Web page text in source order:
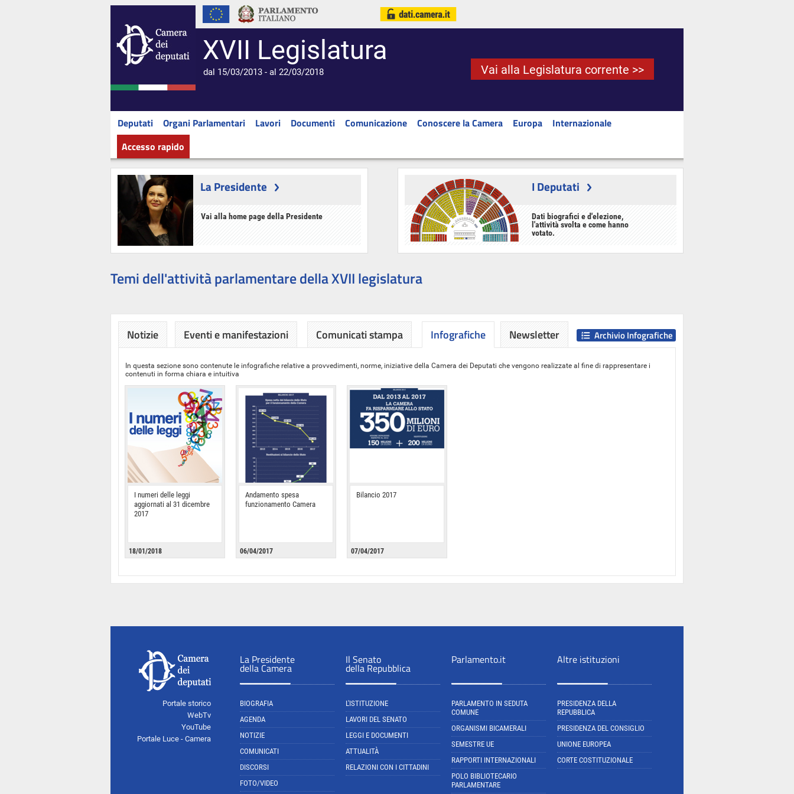
XVII Legislatura
dal 15/03/2013 - al 22/03/2018 Vai alla Legislatura corrente >>
Deputati Organi Parlamentari Lavori Documenti Comunicazione Conoscere la Camera Europa
Internazionale
Accesso rapido
La Presidente
Vai alla home page della Presidente
I Deputati
Dati biografici e d'elezione,
l'attività svolta e come hanno
votato.
Temi dell'attività parlamentare della XVII legislatura
Notizie Eventi e manifestazioni Comunicati stampa Infografiche
In questa sezione sono contenute le infografiche relative a provvedimenti, norme, iniziative della Camera dei Deputati che vengono realizzate al fine di rappresentare i
contenuti in forma chiara e intuitiva
I numeri delle leggi
aggiornati al 31 dicembre
2017
18/01/2018
Andamento spesa
funzionamento Camera
06/04/2017
Bilancio 2017
07/04/2017
Archivio Infografiche
Newsletter
Portale storico
WebTv
YouTube
Portale Luce - Camera
La Presidente
della Camera
BIOGRAFIA
AGENDA
NOTIZIE
COMUNICATI
DISCORSI
FOTO/VIDEO
Il Senato
della Repubblica
L'ISTITUZIONE
LAVORI DEL SENATO
LEGGI E DOCUMENTI
ATTUALITÀ
RELAZIONI CON I CITTADINI
Parlamento.it
PARLAMENTO IN SEDUTA
COMUNE
ORGANISMI BICAMERALI
SEMESTRE UE
RAPPORTI INTERNAZIONALI
POLO BIBLIOTECARIO
PARLAMENTARE
Altre istituzioni
PRESIDENZA DELLA
REPUBBLICA
PRESIDENZA DEL CONSIGLIO
UNIONE EUROPEA
CORTE COSTITUZIONALE